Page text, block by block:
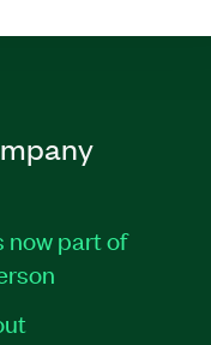
now part of